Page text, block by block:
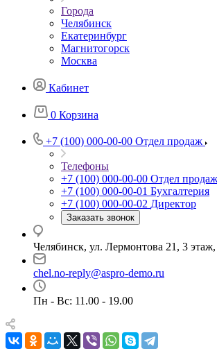
Города
Челябинск
Екатеринбург
Магнитогорск
Москва
Кабинет
0 Корзина
+7 (100) 000-00-00 Отдел продаж
Телефоны
+7 (100) 000-00-00 Отдел продаж
+7 (100) 000-00-01 Бухгалтерия
+7 (100) 000-00-02 Директор
Заказать звонок
Челябинск, ул. Лермонтова 21, 3
chel.no-reply@aspro-demo.ru
Пн - Вс: 11.00 - 19.00